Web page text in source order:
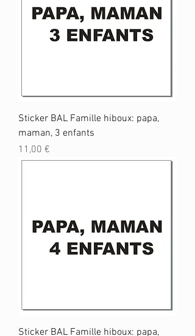
Sticker BAL Famille hiboux: papa,
maman, 3 enfants
Prix
11,00 €
Sticker BAL Famille hiboux: papa,